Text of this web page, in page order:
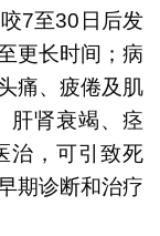
7至30日后发
更长时间；病
痛、疲倦及肌
肝肾衰竭、痉
治，可引致死
期诊断和治疗